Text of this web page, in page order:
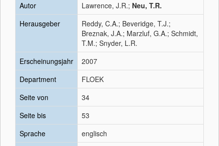
Autor
Lawrence, J.R.; Neu, T.R.
Herausgeber
Reddy, C.A.; Beveridge, T.J.;
Breznak, J.A.; Marzluf, G.A.; Schmidt,
T.M.; Snyder, L.R.
Erscheinungsjahr
2007
Department
FLOEK
Seite von
34
Seite bis
53
Sprache
englisch